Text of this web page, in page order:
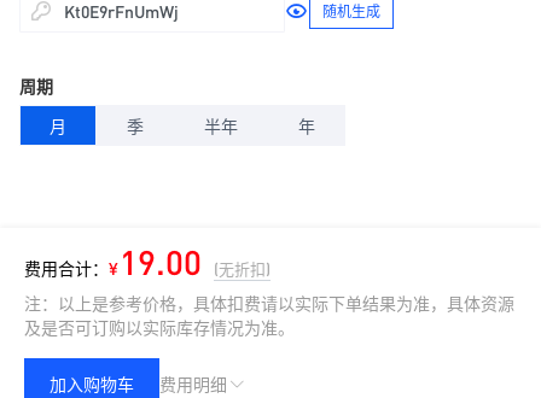
随机生成
周期
月
季 半年 年
费用合计： ¥ 19.00 (无折扣)
注：以上是参考价格，具体扣费请以实际下单结果为准，具体资源
及是否可订购以实际库存情况为准。
费用明细
加入购物车